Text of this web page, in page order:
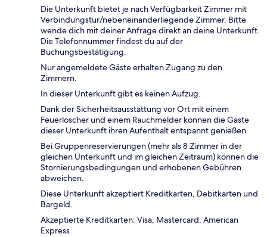
Die Unterkunft bietet je nach Verfügbarkeit Zimmer mit
Verbindungstür/nebeneinanderliegende Zimmer. Bitte
wende dich mit deiner Anfrage direkt an deine Unterkunft.
Die Telefonnummer findest du auf der
Buchungsbestätigung.
Nur angemeldete Gäste erhalten Zugang zu den
Zimmern.
In dieser Unterkunft gibt es keinen Aufzug.
Dank der Sicherheitsausstattung vor Ort mit einem
Feuerlöscher und einem Rauchmelder können die Gäste
dieser Unterkunft ihren Aufenthalt entspannt genießen.
Bei Gruppenreservierungen (mehr als 8 Zimmer in der
gleichen Unterkunft und im gleichen Zeitraum) können die
Stornierungsbedingungen und erhobenen Gebühren
abweichen.
Diese Unterkunft akzeptiert Kreditkarten, Debitkarten und
Bargeld.
Akzeptierte Kreditkarten: Visa, Mastercard, American
Express